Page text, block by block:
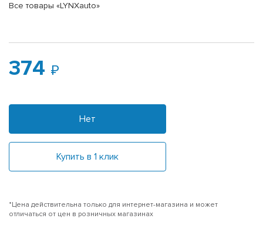
Все товары «LYNXauto»
374
Нет
Купить в 1 клик
*Цена действительна только для интернет-магазина и может
отличаться от цен в розничных магазинах